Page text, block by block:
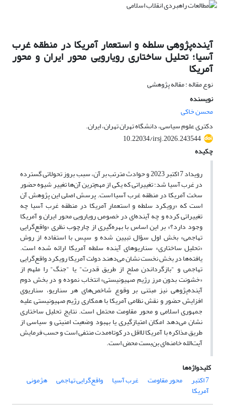
آینده‌پژوهی سلطه و استعمار آمریکا در منطقه غرب
آسیا؛ تحلیل ساختاری رویارویی محور ایران و محور
آمریکا
نوع مقاله : مقاله پژوهشی
نویسنده
محسن خاکی
دکتری علوم سیاسی، دانشگاه تهران تهران، ایران.
10.22034/irsj.2026.243544
چکیده
رویداد 7 اکتبر 2023 و حوادث مترتب بر آن، سبب بروز تحولاتی گسترده
در غرب آسیا شد؛ تغییراتی که یکی از مهم‌ترین آن‌ها تغییر شیوه حضور
سخت آمریکا در منطقه غرب آسیا است. پرسش اصلی این پژوهش آن
است که «رویکرد سلطه و استعمار آمریکا در منطقه غرب آسیا چه
تغییراتی کرده و چه آینده‌ای در خصوص رویارویی محور ایران و آمریکا
وجود دارد؟» بر این اساس با بهره‌گیری از چارچوب نظری «واقع‌گرایی
تهاجمی» بخش اول سؤال تبیین شده و سپس با استفاده از روش
«تحلیل ساختاری» سناریوهای آینده سلطه آمریکا ارائه شده است.
یافته‌ها در بخش نخست نشان می‌دهند دولت آمریکارویکرد واقع‌گرایی
تهاجمی و "بازگرداندن صلح از طریق قدرت" یا "جنگ" را ملهم از
«خشونت بدون مرز رژیم صهیونیستی» انتخاب نموده و در بخش دوم
آینده‌پژوهی نیز مبتنی بر وقوع شاخص‌های هر سناریو، سناریوی
افزایش حضور و نقش نظامی آمریکا با همکاری رژیم صهیونیستیعلیه
جمهوری اسلامی و محور مقاومت محتمل است. نتایج تحلیل ساختاری
نشان می‌دهد امکان امتیازگیری یا بهبود وضعیت امنیتی و سیاسی از
طریق مذاکره با آمریکا لااقل در کوتاه‌مدت منتفی است و حسب فرمایش
آیت‌الله خامنه‌ای بن‌بست محض است.
کلیدواژه‌ها
7 اکتبر
محور مقاومت غرب آسیا واقع‌گرایی تهاجمی هژمونی
آمریکا